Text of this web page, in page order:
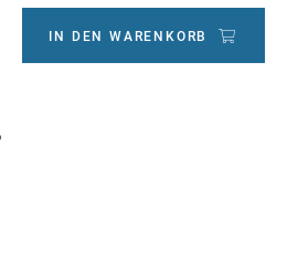
IN DEN WARENKORB